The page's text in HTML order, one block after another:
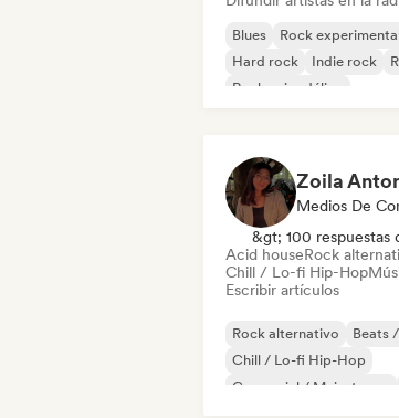
Blues Rock
Hard rock
Indie rock
Rock psicodélico
Zoila
&gt; 100 respuestas
Acid houseRock
Chill / Lo-fi Hip-Hop
Escribir artículos
Rock alternativo
Beats
Chill / Lo-fi Hip-Hop
Comercial / Mainstream